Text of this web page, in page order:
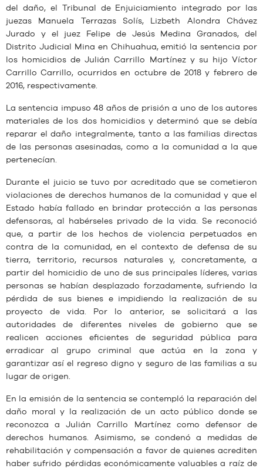
del daño, el Tribunal de Enjuiciamiento integrado por las
juezas Manuela Terrazas Solís, Lizbeth Alondra Chávez
Jurado y el juez Felipe de Jesús Medina Granados, del
Distrito Judicial Mina en Chihuahua, emitió la sentencia por
los homicidios de Julián Carrillo Martínez y su hijo Víctor
Carrillo Carrillo, ocurridos en octubre de 2018 y febrero de
2016, respectivamente.
La sentencia impuso 48 años de prisión a uno de los autores
materiales de los dos homicidios y determinó que se debía
reparar el daño integralmente, tanto a las familias directas
de las personas asesinadas, como a la comunidad a la que
pertenecían.
Durante el juicio se tuvo por acreditado que se cometieron
violaciones de derechos humanos de la comunidad y que el
Estado había fallado en brindar protección a las personas
defensoras, al habérseles privado de la vida. Se reconoció
que, a partir de los hechos de violencia perpetuados en
contra de la comunidad, en el contexto de defensa de su
tierra, territorio, recursos naturales y, concretamente, a
partir del homicidio de uno de sus principales líderes, varias
personas se habían desplazado forzadamente, sufriendo la
pérdida de sus bienes e impidiendo la realización de su
proyecto de vida. Por lo anterior, se solicitará a las
autoridades de diferentes niveles de gobierno que se
realicen acciones eficientes de seguridad pública para
erradicar al grupo criminal que actúa en la zona y
garantizar así el regreso digno y seguro de las familias a su
lugar de origen.
En la emisión de la sentencia se contempló la reparación del
daño moral y la realización de un acto público donde se
reconozca a Julián Carrillo Martínez como defensor de
derechos humanos. Asimismo, se condenó a medidas de
rehabilitación y compensación a favor de quienes acrediten
haber sufrido pérdidas económicamente valuables a raíz de